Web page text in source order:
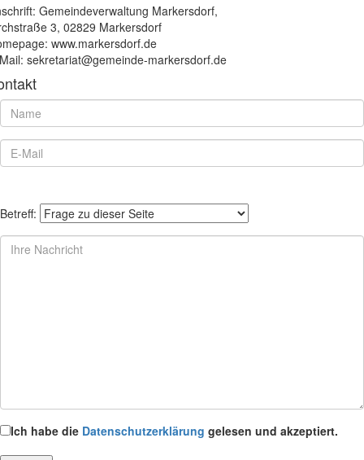
Gemeindeverwaltung Markersdorf,
3, 02829 Markersdorf
www.markersdorf.de
sekretariat@gemeinde-markersdorf.de
Betreff:
Ich habe die Datenschutzerklärung gelesen und akzeptiert.